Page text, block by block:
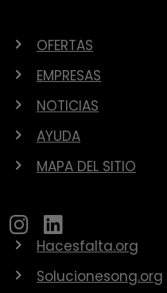
OFERTAS
EMPRESAS
NOTICIAS
AYUDA
MAPA DEL SITIO
Hacesfalta.org
Solucionesong.org